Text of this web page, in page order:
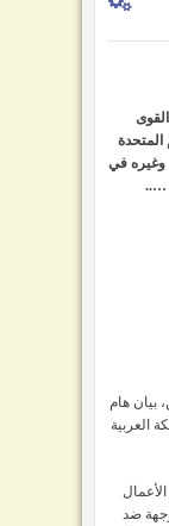
المتحدة
وغيره في
…..
بيان هام
العربية
ضد